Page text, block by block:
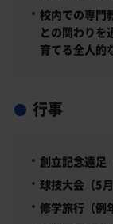
校内での専門
との関わりを
育てる全人的
行事
創立記念遠足
球技大会（5月
修学旅行（例